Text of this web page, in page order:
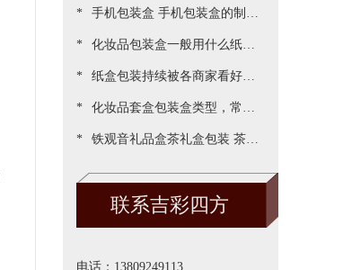
少，实际测算的尺寸更精准[吉
彩四方]
* 手机包装盒 手机包装盒的制作
过程[吉彩四方]详解包装的制
作流程
* 化妆品包装盒一般用什么纸，
说说常用的材质都有哪些[吉彩
四方]
* 纸盒包装持续被各商家看好，
源于国家对环保的重视与监管
[吉彩四方]新闻
* 化妆品套盒包装盒类型，常见
的包装盒型有哪些呢？[吉彩四
方]
* 铁观音礼品盒茶礼盒包装 茶叶
包装盒礼盒定制厂家[吉彩四
联系吉彩四方
电话：13809249113